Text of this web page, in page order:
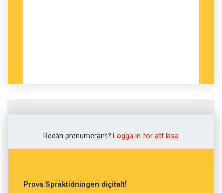
Brysk
Sovjetisk
Redan prenumerant? Logga in för att läsa
Prova Språktidningen digitalt!